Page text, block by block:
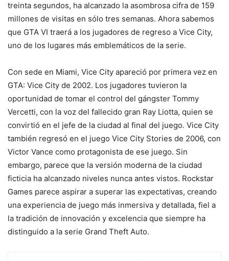
treinta segundos, ha alcanzado la asombrosa cifra de 159
millones de visitas en sólo tres semanas. Ahora sabemos
que GTA VI traerá a los jugadores de regreso a Vice City,
uno de los lugares más emblemáticos de la serie.
Con sede en Miami, Vice City apareció por primera vez en
GTA: Vice City de 2002. Los jugadores tuvieron la
oportunidad de tomar el control del gángster Tommy
Vercetti, con la voz del fallecido gran Ray Liotta, quien se
convirtió en el jefe de la ciudad al final del juego. Vice City
también regresó en el juego Vice City Stories de 2006, con
Victor Vance como protagonista de ese juego. Sin
embargo, parece que la versión moderna de la ciudad
ficticia ha alcanzado niveles nunca antes vistos. Rockstar
Games parece aspirar a superar las expectativas, creando
una experiencia de juego más inmersiva y detallada, fiel a
la tradición de innovación y excelencia que siempre ha
distinguido a la serie Grand Theft Auto.